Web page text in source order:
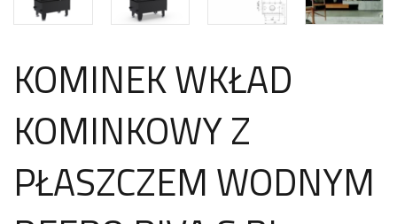
KOMINEK WKŁAD
KOMINKOWY Z
PŁASZCZEM WODNYM